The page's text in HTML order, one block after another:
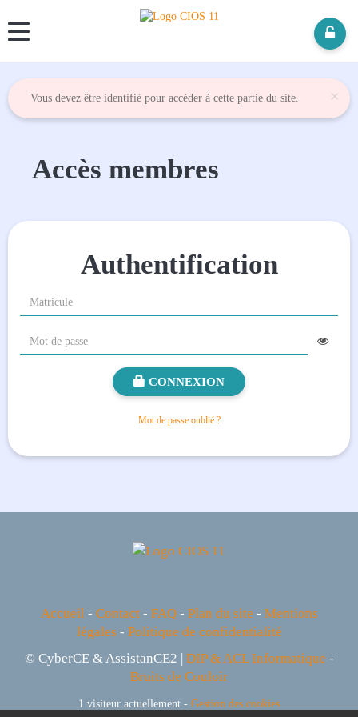
×
Vous devez être identifié pour accéder à cette partie du site.
Accès membres
Authentification
CONNEXION
Mot de passe oublié ?
Accueil- Contact- FAQ- Plan du site - Mentions
légales - Politique de confidentialité
© CyberCE & AssistanCE2 | DIP & ACL Informatique -
Bruits de Couloir
1 visiteur actuellement - Gestion des cookies
Panneau de gestion des cookies